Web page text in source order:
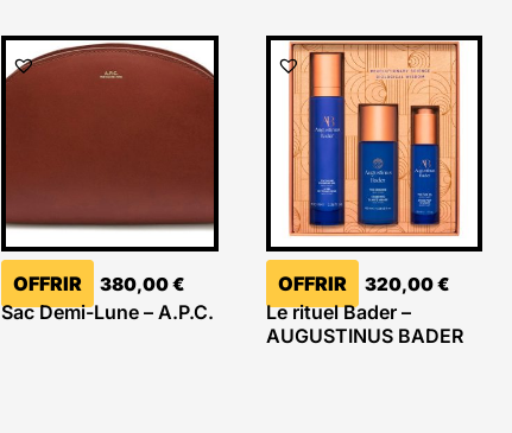
OFFRIR 380,00€
Sac Demi-Lune – A.P.C.
OFFRIR 320,00€
Le rituel Bader –
AUGUSTINUS BADER